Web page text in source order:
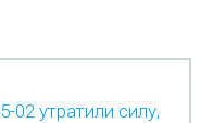
02 утратили силу,